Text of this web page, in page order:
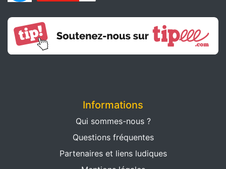
Informations
Qui sommes-nous ?
Questions fréquentes
Partenaires et liens ludiques